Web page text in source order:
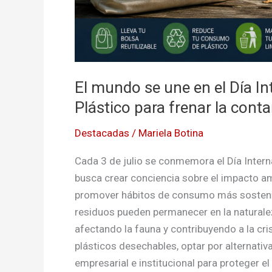
El mundo se une en el Día
Plástico para frenar la
Destacadas / Mariela Botina
Cada 3 de julio se conmemora el Día
busca crear conciencia sobre el impacto
promover hábitos de consumo más
residuos pueden permanecer en la
afectando la fauna y contribuyendo a la
plásticos desechables, optar por
empresarial e institucional para proteger el
frenar
contaminación
ambiental